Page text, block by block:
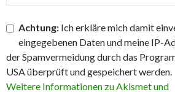
Achtung: Ich erkläre mich damit
eingegebenen Daten und meine IP-
der Spamvermeidung durch das
USA überprüft und gespeichert werden.
Weitere Informationen zu Akismet und